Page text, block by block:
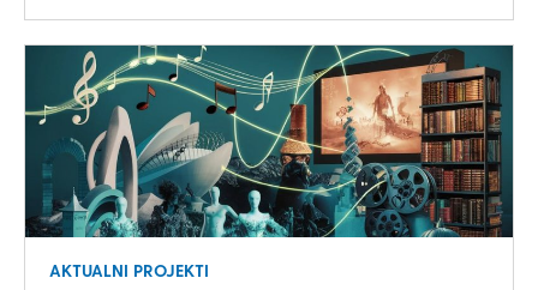
AKTUALNI PROJEKTI